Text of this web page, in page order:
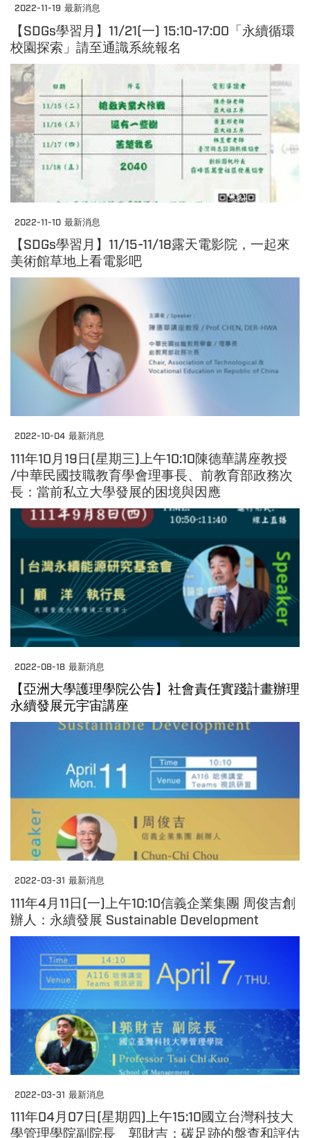
2022-11-19 最新消息
【SDGs學習月】11/21(一) 15:10-17:00「永續循環
校園探索」請至通識系統報名
2022-11-10 最新消息
【SDGs學習月】11/15-11/18露天電影院，一起來
美術館草地上看電影吧
2022-10-04 最新消息
111年10月19日(星期三)上午10:10陳德華講座教授
/中華民國技職教育學會理事長、前教育部政務次
長：當前私立大學發展的困境與因應
2022-08-18 最新消息
【亞洲大學護理學院公告】社會責任實踐計畫辦理
永續發展元宇宙講座
2022-03-31 最新消息
111年4月11日(一)上午10:10信義企業集團 周俊吉創
辦人：永續發展 Sustainable Development​​​
2022-03-31 最新消息
111年04月07日(星期四)上午15:10國立台灣科技大
學管理學院副院長 郭財吉：碳足跡的盤查和評估